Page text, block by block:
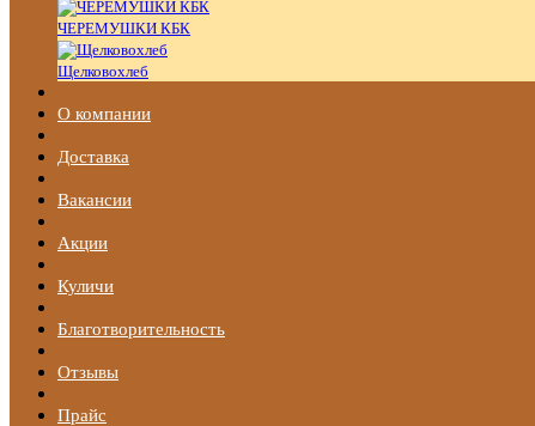
ЧЕРЕМУШКИ КБК
Щелковохлеб
О компании
Доставка
Вакансии
Акции
Куличи
Благотворительность
Отзывы
Прайс